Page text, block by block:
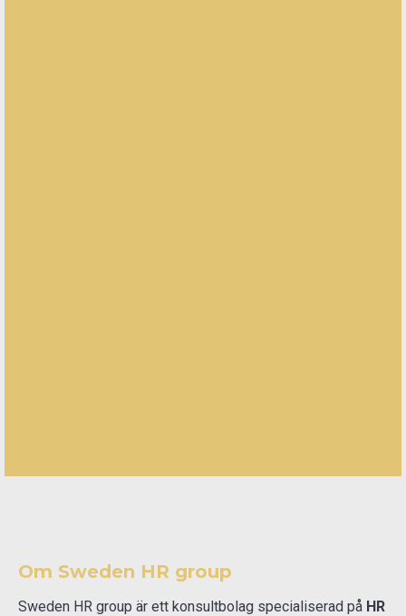
Om Sweden HR group
Sweden HR group är ett konsultbolag specialiserad på HR